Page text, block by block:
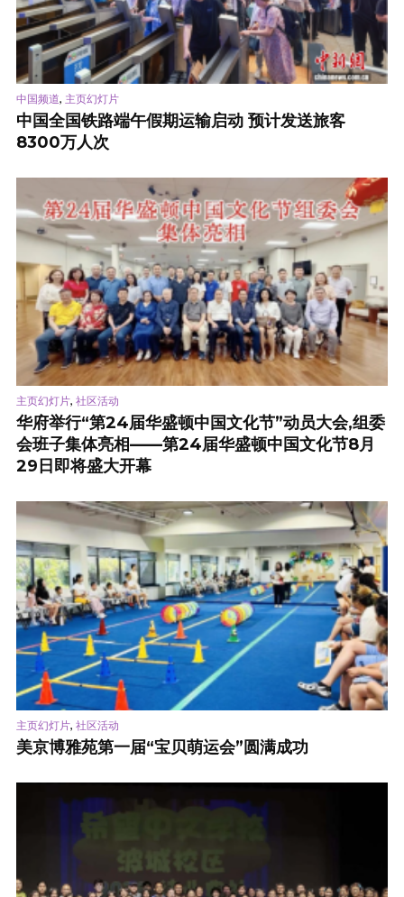
中国频道, 主页幻灯片
中国全国铁路端午假期运输启动 预计发送旅客
8300万人次
主页幻灯片, 社区活动
华府举行“第24届华盛顿中国文化节”动员大会,组委
会班子集体亮相——第24届华盛顿中国文化节8月
29日即将盛大开幕
主页幻灯片, 社区活动
美京博雅苑第一届“宝贝萌运会”圆满成功